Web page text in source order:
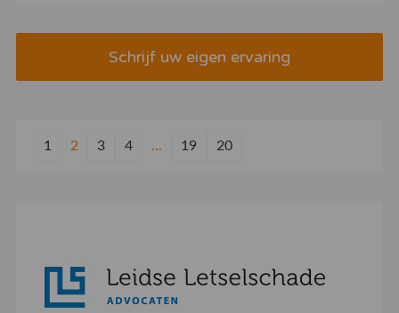
Schrijf uw eigen ervaring
1 2 3 4 ... 19 20